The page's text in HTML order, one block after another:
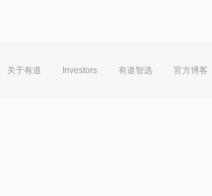
关于有道 Investors 有道智选 官方博客